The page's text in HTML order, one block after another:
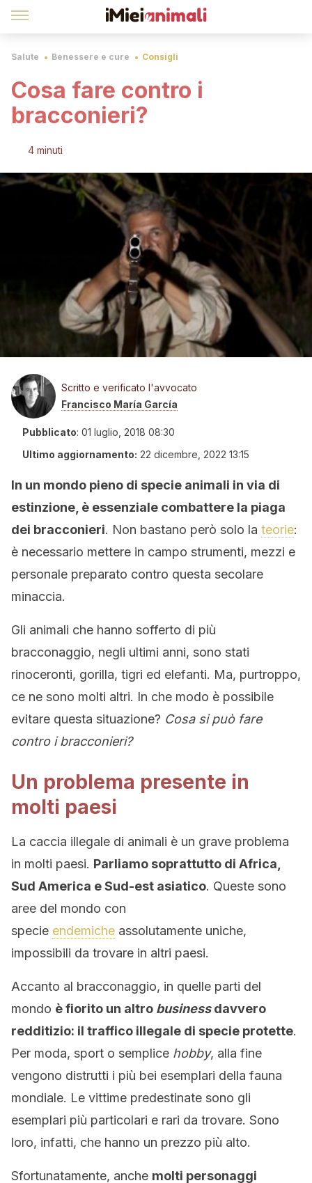
Salute Benessere e cure Consigli
Cosa fare contro i
bracconieri?
4 minuti
Scritto e verificato l'avvocato
Francisco María García
Pubblicato: 01 luglio, 2018 08:30
Ultimo aggiornamento: 22 dicembre, 2022 13:15
In un mondo pieno di specie animali in via di
estinzione, è essenziale combattere la piaga
dei bracconieri. Non bastano però solo la teorie:
è necessario mettere in campo strumenti, mezzi e
personale preparato contro questa secolare
minaccia.
Gli animali che hanno sofferto di più
bracconaggio, negli ultimi anni, sono stati
rinoceronti, gorilla, tigri ed elefanti. Ma, purtroppo,
ce ne sono molti altri. In che modo è possibile
evitare questa situazione? Cosa si può fare
contro i bracconieri?
Un problema presente in
molti paesi
La caccia illegale di animali è un grave problema
in molti paesi. Parliamo soprattutto di Africa,
Sud America e Sud-est asiatico. Queste sono
aree del mondo con
specie endemiche assolutamente uniche,
impossibili da trovare in altri paesi.
Accanto al bracconaggio, in quelle parti del
mondo è fiorito un altro businessdavvero
redditizio: il traffico illegale di specie protette.
Per moda, sport o semplice hobby, alla fine
vengono distrutti i più bei esemplari della fauna
mondiale. Le vittime predestinate sono gli
esemplari più particolari e rari da trovare. Sono
loro, infatti, che hanno un prezzo più alto.
Sfortunatamente, anche molti personaggi